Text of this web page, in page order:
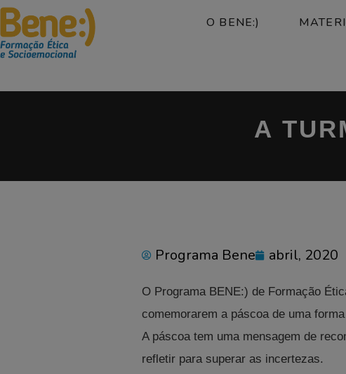
O BENE:)
A
Programa Bene abril, 2020
O Programa BENE:) de Formação
comemorarem a páscoa de uma
A páscoa tem uma mensagem de
refletir para superar as incertezas.